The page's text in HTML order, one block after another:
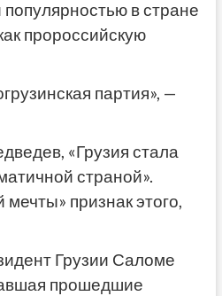
популярностью в стране
пророссийскую
партия», —
«Грузия стала
страной».
признак этого,
Грузии Саломе
прошедшие